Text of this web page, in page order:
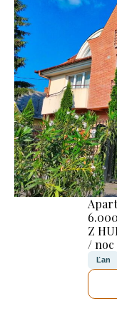
6.000
Z
/ noc
Ľan